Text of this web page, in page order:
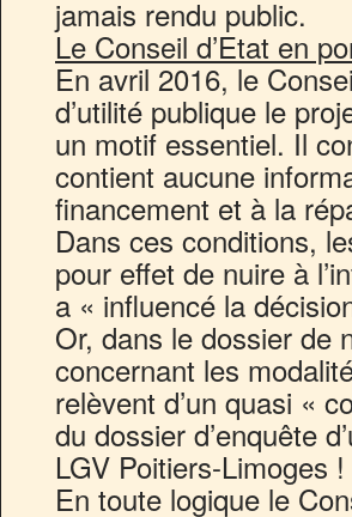
jamais rendu public.
Le Conseil d’Etat en
En avril 2016, le
d’utilité publique le
un motif essentiel. Il
contient aucune
financement et à la
Dans ces conditions,
pour effet de nuire à
a « influencé la
Or, dans le dossier de
concernant les
relèvent d’un quasi «
du dossier d’enquête
LGV Poitiers-Limoges !
En toute logique le